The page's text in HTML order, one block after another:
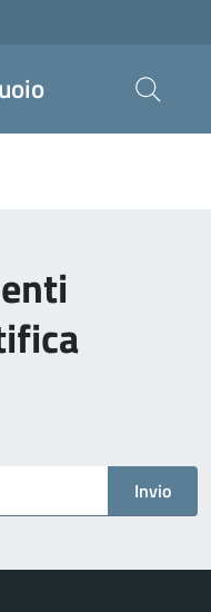
Invio